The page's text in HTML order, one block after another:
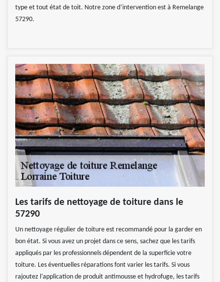
type et tout état de toit. Notre zone d’intervention est à Remelange
57290.
Les tarifs de nettoyage de toiture dans le
57290
Un nettoyage régulier de toiture est recommandé pour la garder en
bon état. Si vous avez un projet dans ce sens, sachez que les tarifs
appliqués par les professionnels dépendent de la superficie votre
toiture. Les éventuelles réparations font varier les tarifs. Si vous
rajoutez l’application de produit antimousse et hydrofuge, les tarifs